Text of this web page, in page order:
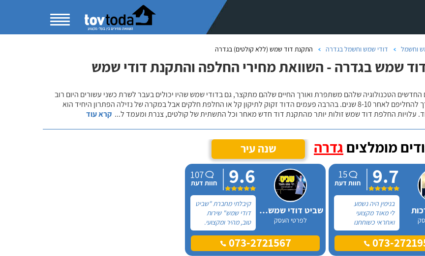
וחשמל דודי שמש וחשמל בגדרה התקנת דוד שמש (ללא קולטים) בגדרה
שמש בגדרה - השוואת מחירי החלפה והתקנת דודי שמש
החדשים הטכנולוגיה שלהם משתפרת ואורך החיים שלהם מתקצר, גם בדודי שמש שהיו יכולים בעבר לשרת כשני עשורים היום רוב
הסיכויים שנצטרך להחליפם לאחר 8-10 שנים. בהרבה פעמים הדוד זקוק לתיקון קל או החלפת חלקים אבל במקרה של נזילה הפתרון היחיד הוא
עלויות החלפת דוד שמש זולות יותר מהתקנת דוד חדש מאחר וכל התשתית של קולטים, צנרת ומעמד ל... קרא עוד
מומלצים גדרה שנה עיר
9.7
15
חוות דעת
בנימין היה נשמע
לי מאוד מקצועי
ואחראי כשוחחנו
בטלפון לכן, הזמנתי
אותו להחלפת דוד
שמש וקולטים בבניין בו
073-
שביט דודי שמש וחשמל בע"מ
לפרטי העסק
9.6
107
חוות דעת
קיבלתי מחברת "שביט
דודי שמש" שירות
טוב, מהיר ומקצועי.
הזמנתי אותם לא
מזמן, כשהתפוצץ לי
הדוד שמש של
073-2721567